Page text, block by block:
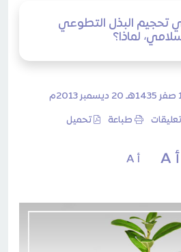
تحجيم البذل التطوعي
لماذا؟
تعليقات طباعة تحميل
أ A أ A